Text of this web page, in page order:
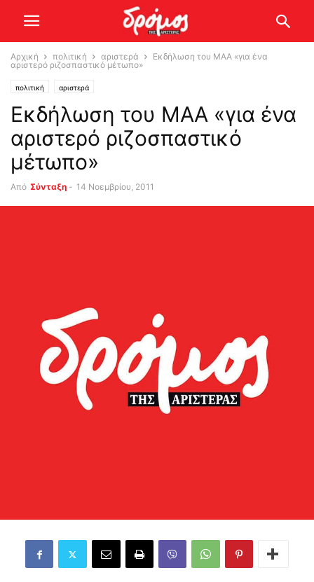
Αρχική πολιτική αριστερά
Εκδήλωση του ΜΑΑ «για ένα
αριστερό ριζοσπαστικό μέτωπο»
πολιτική αριστερά
Εκδήλωση του ΜΑΑ «για ένα
αριστερό ριζοσπαστικό
μέτωπο»
Από Σύνταξη - 14 Νοεμβρίου, 2011